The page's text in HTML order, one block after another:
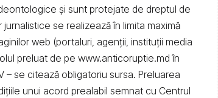
și sunt protejate de dreptul de
se realizează în limita maximă
web (portaluri, agenții, instituţii media
preluat de pe www.anticoruptie.md în
– se citează obligatoriu sursa. Preluarea
unui acord prealabil semnat cu Centrul